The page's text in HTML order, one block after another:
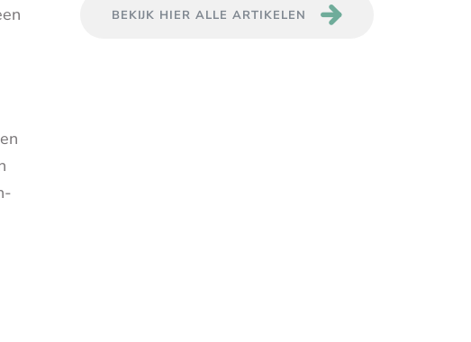
BEKIJK HIER ALLE ARTIKELEN